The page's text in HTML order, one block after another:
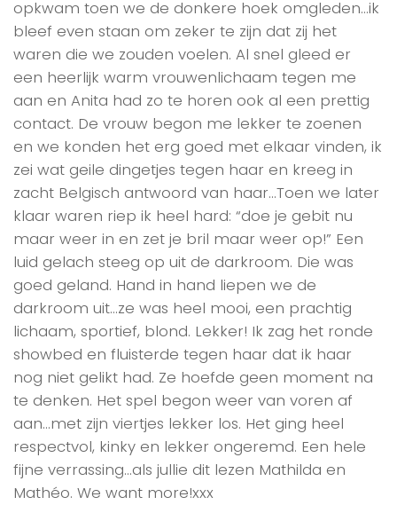
opkwam toen we de donkere hoek omgleden…ik
bleef even staan om zeker te zijn dat zij het
waren die we zouden voelen. Al snel gleed er
een heerlijk warm vrouwenlichaam tegen me
aan en Anita had zo te horen ook al een prettig
contact. De vrouw begon me lekker te zoenen
en we konden het erg goed met elkaar vinden, ik
zei wat geile dingetjes tegen haar en kreeg in
zacht Belgisch antwoord van haar…Toen we later
klaar waren riep ik heel hard: “doe je gebit nu
maar weer in en zet je bril maar weer op!” Een
luid gelach steeg op uit de darkroom. Die was
goed geland. Hand in hand liepen we de
darkroom uit…ze was heel mooi, een prachtig
lichaam, sportief, blond. Lekker! Ik zag het ronde
showbed en fluisterde tegen haar dat ik haar
nog niet gelikt had. Ze hoefde geen moment na
te denken. Het spel begon weer van voren af
aan…met zijn viertjes lekker los. Het ging heel
respectvol, kinky en lekker ongeremd. Een hele
fijne verrassing…als jullie dit lezen Mathilda en
Mathéo. We want more!xxx